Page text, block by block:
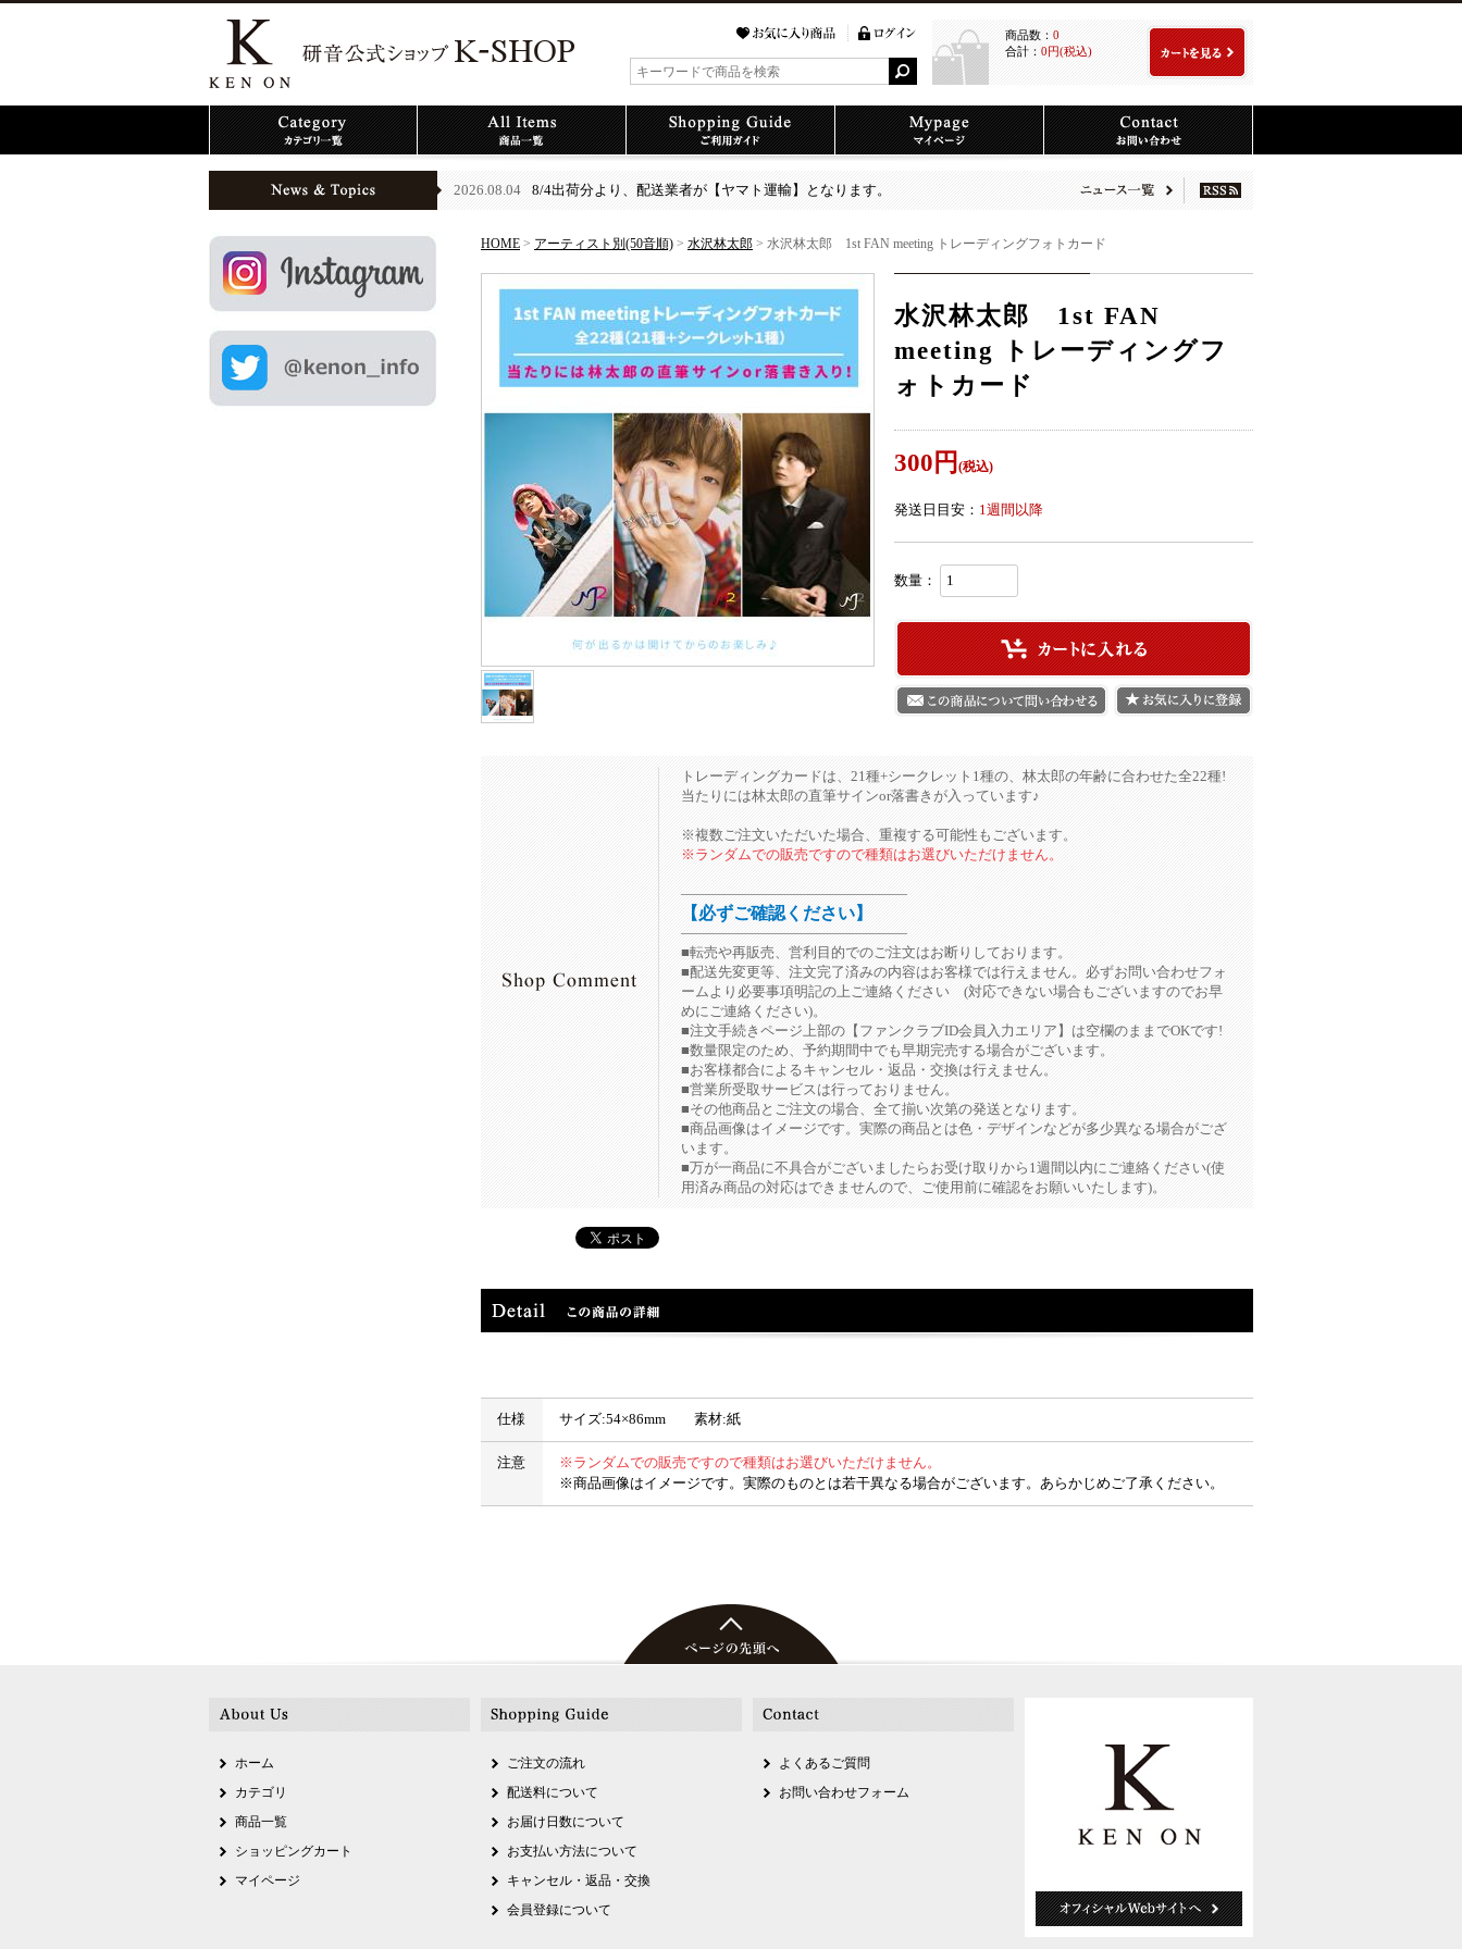
商品数： 0
合計： 0円(税込)
2026.08.04 8/4出荷分より、配送業者が【ヤマト運輸】となります。
HOME > アーティスト別(50音順) > 水沢林太郎 > 水沢林太郎 1st FAN meeting トレーディングフォトカード
水沢林太郎 1st FAN
meeting トレーディングフ
ォトカード
300 円 (税込)
発送日目安： 1週間以降
数量：
トレーディングカードは、21種+シークレット1種の、林太郎の年齢に合わせた全22種!
当たりには林太郎の直筆サインor落書きが入っています♪
※複数ご注文いただいた場合、重複する可能性もございます。
※ランダムでの販売ですので種類はお選びいただけません。
――――――――――――――――
【必ずご確認ください】
――――――――――――――――
■転売や再販売、営利目的でのご注文はお断りしております。
■配送先変更等、注文完了済みの内容はお客様では行えません。必ずお問い合わせフォ
ームより必要事項明記の上ご連絡ください (対応できない場合もございますのでお早
めにご連絡ください)。
■注文手続きページ上部の【ファンクラブID会員入力エリア】は空欄のままでOKです!
■数量限定のため、予約期間中でも早期完売する場合がございます。
■お客様都合によるキャンセル・返品・交換は行えません。
■営業所受取サービスは行っておりません。
■その他商品とご注文の場合、全て揃い次第の発送となります。
■商品画像はイメージです。実際の商品とは色・デザインなどが多少異なる場合がござ
います。
■万が一商品に不具合がございましたらお受け取りから1週間以内にご連絡ください(使
用済み商品の対応はできませんので、ご使用前に確認をお願いいたします)。
仕様 サイズ:54×86mm 素材:紙
注意
※ランダムでの販売ですので種類はお選びいただけません。
※商品画像はイメージです。実際のものとは若干異なる場合がございます。あらかじめご了承ください。
ホーム
カテゴリ
商品一覧
ショッピングカート
マイページ
ご注文の流れ
配送料について
お届け日数について
お支払い方法について
キャンセル・返品・交換
会員登録について
よくあるご質問
お問い合わせフォーム